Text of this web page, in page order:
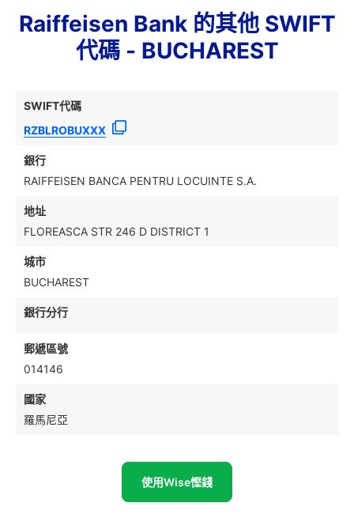
Raiffeisen Bank 的其他 SWIFT
代碼 - BUCHAREST
SWIFT代碼
RZBLROBUXXX
銀行
RAIFFEISEN BANCA PENTRU LOCUINTE S.A.
地址
FLOREASCA STR 246 D DISTRICT 1
城市
BUCHAREST
銀行分行
郵遞區號
014146
國家
羅馬尼亞
使用Wise慳錢